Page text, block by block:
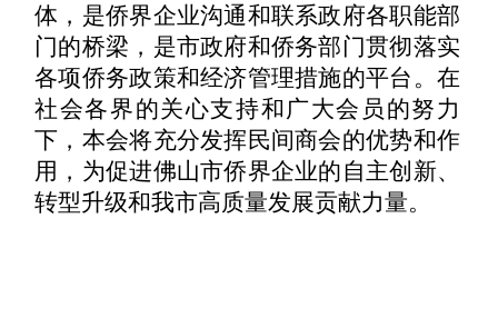
体，是侨界企业沟通和联系政府各职能部
门的桥梁，是市政府和侨务部门贯彻落实
各项侨务政策和经济管理措施的平台。在
社会各界的关心支持和广大会员的努力
下，本会将充分发挥民间商会的优势和作
用，为促进佛山市侨界企业的自主创新、
转型升级和我市高质量发展贡献力量。